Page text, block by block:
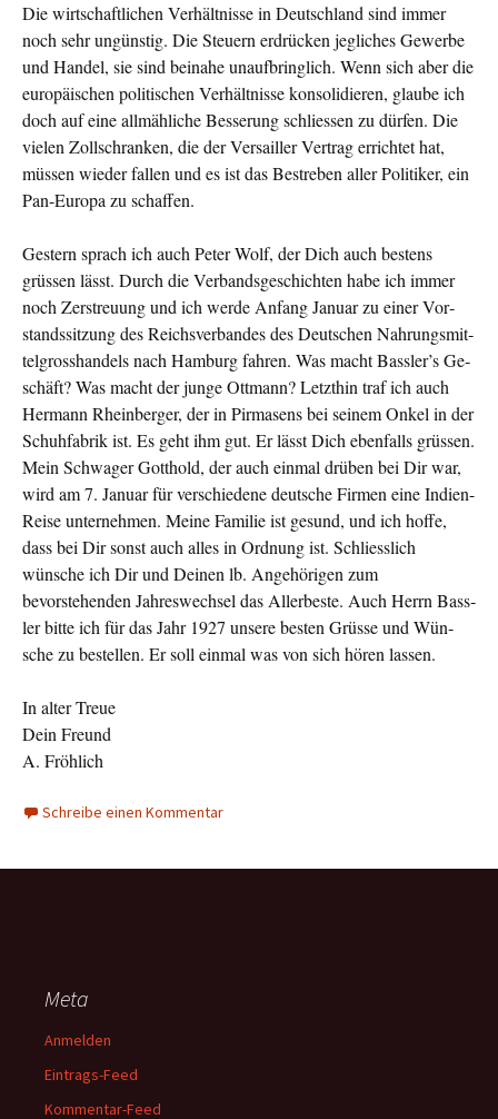
Die wirtschaftlichen Verhältnisse in Deutschland sind immer
noch sehr un­günstig. Die Steuern erdrücken jegliches Gewerbe
und Handel, sie sind beinahe unaufbringlich. Wenn sich aber die
europäischen politischen Verhältnisse konsolidieren, glaube ich
doch auf eine allmähliche Besserung schliessen zu dürfen. Die
vielen Zollschranken, die der Versailler Vertrag errichtet hat,
müssen wieder fallen und es ist das Bestreben aller Politiker, ein
Pan-Europa zu schaffen.
Gestern sprach ich auch Peter Wolf, der Dich auch bestens
grüssen lässt. Durch die Verbandsgeschichten habe ich immer
noch Zerstreuung und ich werde Anfang Januar zu einer Vor­
standssitzung des Reichsverbandes des Deutschen Nahrungsmit­
telgrosshandels nach Hamburg fahren. Was macht Bass­ler’s Ge­
schäft? Was macht der junge Ottmann? Letzthin traf ich auch
Hermann Rheinberger, der in Pirmasens bei seinem Onkel in der
Schuhfabrik ist. Es geht ihm gut. Er lässt Dich ebenfalls grüssen.
Mein Schwager Gotthold, der auch einmal drüben bei Dir war,
wird am 7. Januar für ver­schiedene deutsche Firmen eine Indien-
Reise unternehmen. Meine Familie ist gesund, und ich hoffe,
dass bei Dir sonst auch alles in Ordnung ist. Schliesslich
wünsche ich Dir und Deinen lb. Ange­hörigen zum
bevorstehenden Jahreswechsel das Allerbeste. Auch Herrn Bass­
ler bitte ich für das Jahr 1927 unsere besten Grüsse und Wün­
sche zu bestellen. Er soll einmal was von sich hören lassen.
In alter Treue
Dein Freund
A. Fröhlich
Schreibe einen Kommentar
Meta
Anmelden
Eintrags-Feed
Kommentar-Feed